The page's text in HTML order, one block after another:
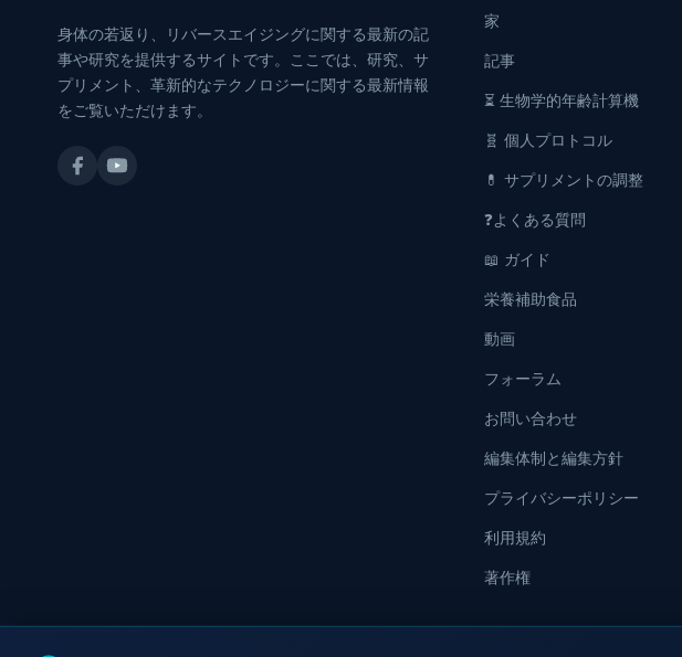
身体の若返り、リバースエイジングに関する最新の記
事や研究を提供するサイトです。ここでは、研究、サ
プリメント、革新的なテクノロジーに関する最新情報
をご覧いただけます。
家
記事
⏳ 生物学的年齢計算機
🧬 個人プロトコル
💊 サプリメントの調整
❓よくある質問
📖 ガイド
栄養補助食品
動画
フォーラム
お問い合わせ
編集体制と編集方針
プライバシーポリシー
利用規約
著作権